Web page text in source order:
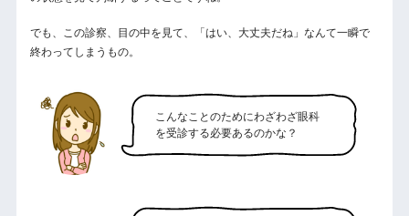
でも、この診察、目の中を見て、「はい、大丈夫だね」なんて一瞬で
終わってしまうもの。
こんなことのためにわざわざ眼科
を受診する必要あるのかな？